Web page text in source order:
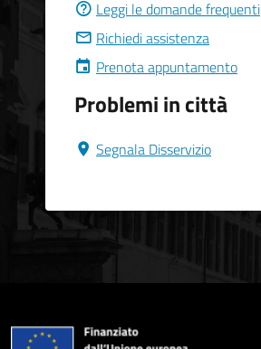
Leggi le domande frequenti
Richiedi assistenza
Prenota appuntamento
Problemi in città
Segnala Disservizio